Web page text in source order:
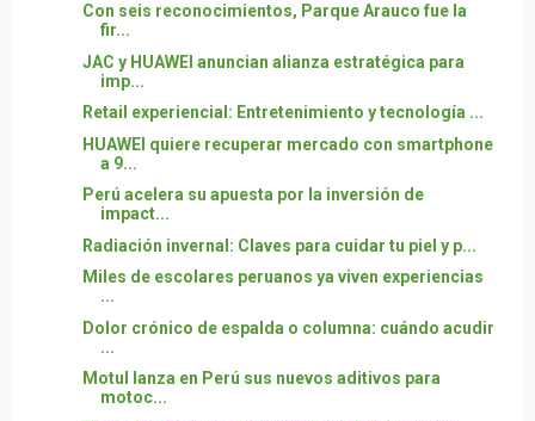
Con seis reconocimientos, Parque Arauco fue la
fir...
JAC y HUAWEI anuncian alianza estratégica para
imp...
Retail experiencial: Entretenimiento y tecnología ...
HUAWEI quiere recuperar mercado con smartphone
a 9...
Perú acelera su apuesta por la inversión de
impact...
Radiación invernal: Claves para cuidar tu piel y p...
Miles de escolares peruanos ya viven experiencias
...
Dolor crónico de espalda o columna: cuándo acudir
...
Motul lanza en Perú sus nuevos aditivos para
motoc...